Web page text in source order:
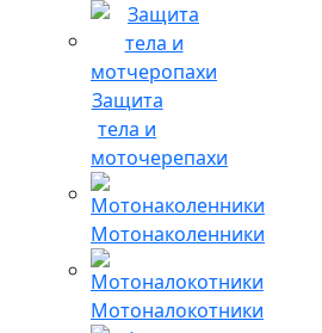
Защита
тела и
моточерепахи
Мотонаколенники
Мотоналокотники